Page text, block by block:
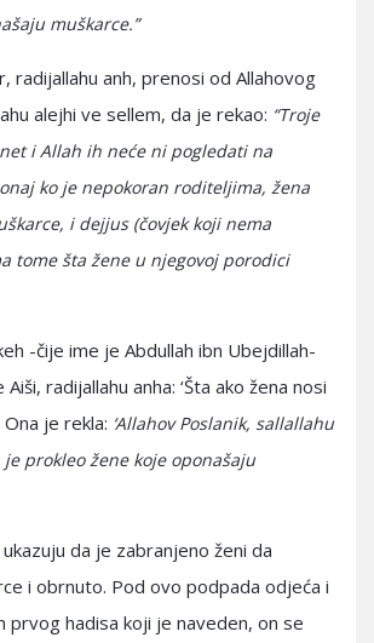
muškarce.”
radijallahu anh, prenosi od Allahovog
alejhi ve sellem, da je rekao: “Troje
i Allah ih neće ni pogledati na
ko je nepokoran roditeljima, žena
i dejjus (čovjek koji nema
tome šta žene u njegovoj porodici
-čije ime je Abdullah ibn Ubejdillah-
Aiši, radijallahu anha: ‘Šta ako žena nosi
Ona je rekla: ‘Allahov Poslanik, sallallahu
prokleo žene koje oponašaju
da je zabranjeno ženi da
i obrnuto. Pod ovo podpada odjeća i
prvog hadisa koji je naveden, on se